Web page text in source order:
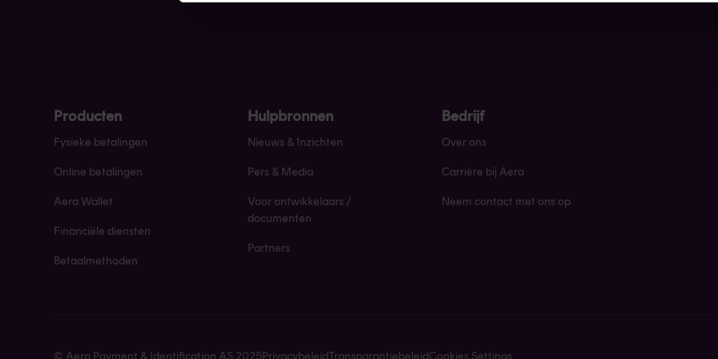
Producten
Fysieke betalingen
Online betalingen
Aera Wallet
Financiële diensten
Betaalmethoden
Hulpbronnen
Nieuws & Inzichten
Pers & Media
Voor ontwikkelaars /
documenten
Partners
Bedrijf
Over ons
Carrière bij Aera
Neem contact met ons op
© Aera Payment & Identification AS 2025PrivacybeleidTransparantiebeleidCookies Settings